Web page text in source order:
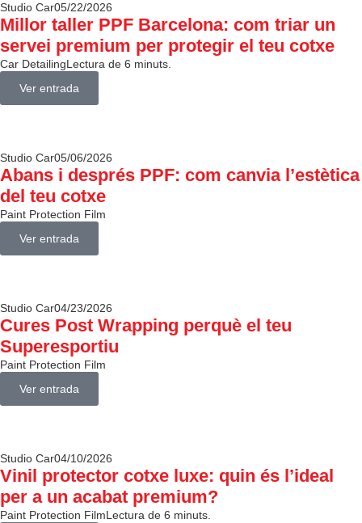
Studio Car05/22/2026
Millor taller PPF Barcelona: com triar un
servei premium per protegir el teu cotxe
Car DetailingLectura de 6 minuts.
Ver entrada
Studio Car05/06/2026
Abans i després PPF: com canvia l’estètica
del teu cotxe
Paint Protection Film
Ver entrada
Studio Car04/23/2026
Cures Post Wrapping perquè el teu
Superesportiu
Paint Protection Film
Ver entrada
Studio Car04/10/2026
Vinil protector cotxe luxe: quin és l’ideal
per a un acabat premium?
Paint Protection FilmLectura de 6 minuts.